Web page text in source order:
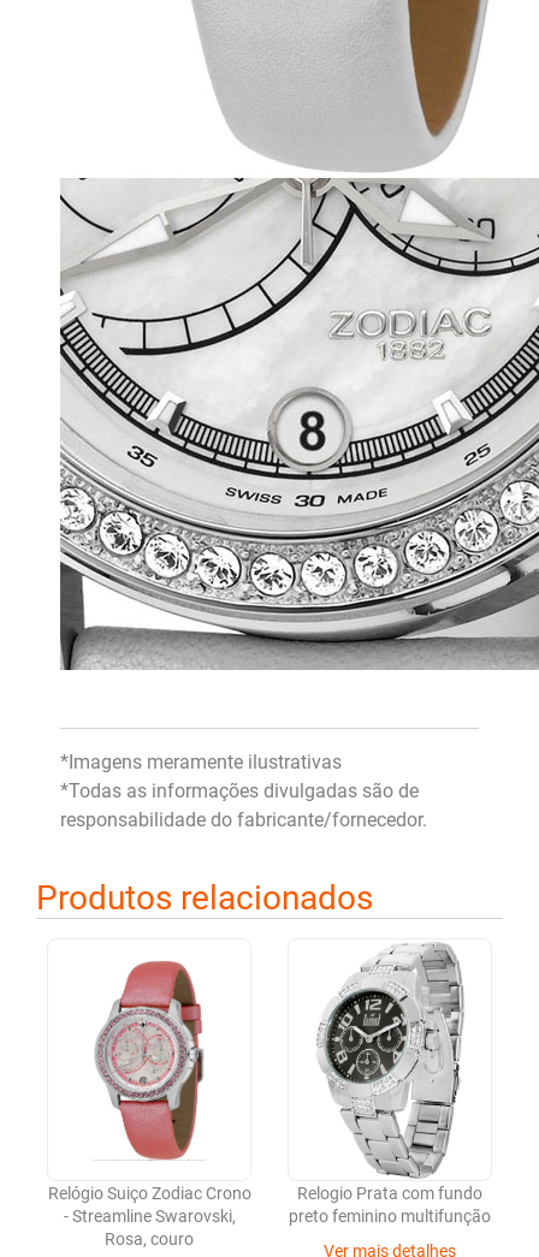
*Imagens meramente ilustrativas
*Todas as informações divulgadas são de
responsabilidade do fabricante/fornecedor.
Produtos relacionados
Relógio Suiço Zodiac Crono
- Streamline Swarovski,
Rosa, couro
Relogio Prata com fundo
preto feminino multifunção
Ver mais detalhes